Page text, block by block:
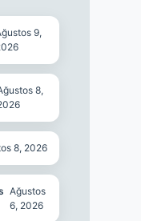
9,
8,
8, 2026
Ağustos
6, 2026